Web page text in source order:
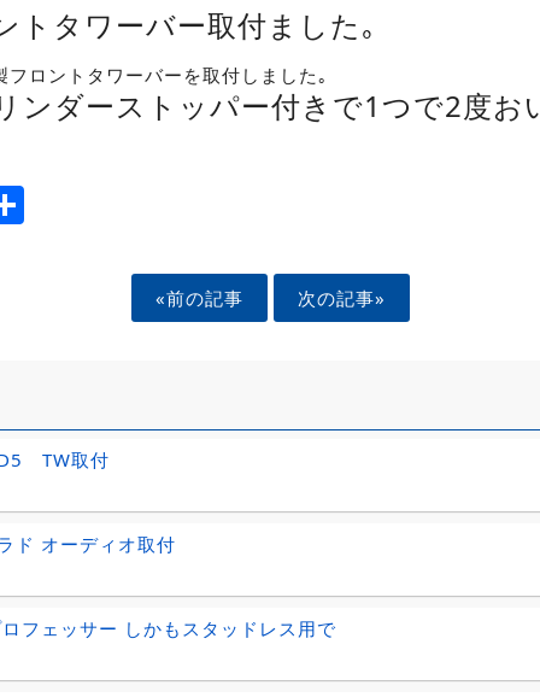
トタワーバー取付ました｡
フロントタワーバーを取付しました｡
ンダーストッパー付きで1つで2度お
«前の記事 次の記事»
TW取付
ド オーディオ取付
フェッサー しかもスタッドレス用で